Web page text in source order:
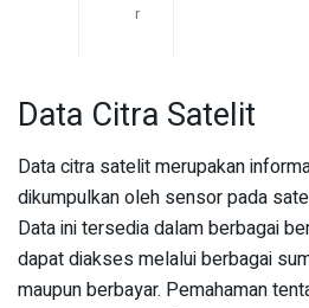
r
Data Citra Satelit
Data citra satelit merupakan
dikumpulkan oleh sensor pada
Data ini tersedia dalam berbagai
dapat diakses melalui berbagai
maupun berbayar. Pemahaman